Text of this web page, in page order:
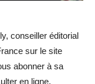
conseiller éditorial
sur le site
abonner à sa
en ligne.